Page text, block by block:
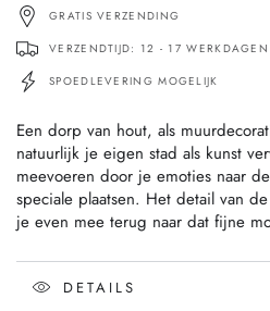
GRATIS VERZENDING
VERZENDTIJD: 12 - 17 WERKDAGEN
SPOEDLEVERING MOGELIJK
Een dorp van hout, als
natuurlijk je eigen stad als kunst
meevoeren door je emoties naar
speciale plaatsen. Het detail van
je even mee terug naar dat fijne
DETAILS